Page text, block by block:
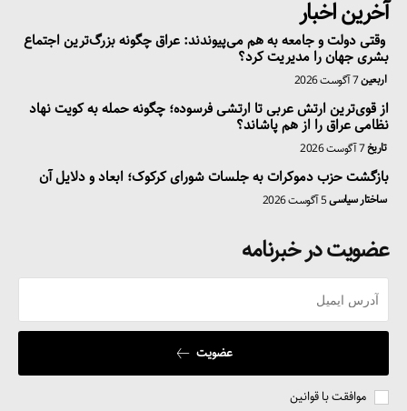
آخرین اخبار
وقتی دولت و جامعه به هم می‌پیوندند: عراق چگونه بزرگ‌ترین اجتماع
بشری جهان را مدیریت کرد؟
اربعین7 آگوست 2026
از قوی‌ترین ارتش عربی تا ارتشی فرسوده؛ چگونه حمله به کویت نهاد
نظامی عراق را از هم پاشاند؟
تاریخ7 آگوست 2026
بازگشت حزب دموکرات به جلسات شورای کرکوک؛ ابعاد و دلایل آن
ساختار سیاسی5 آگوست 2026
عضویت در خبرنامه
عضویت
موافقت با قوانین